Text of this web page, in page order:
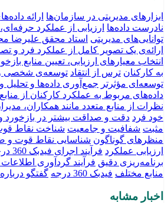
ابزارهای مدیریتی در سازمان‌ها ارائه
نادرست داده‌ها ارزیابی از عملکرد
توانایی‌های مدیریتی استاد محقق علیرضا
ارائه‌ی یک تصویر کامل از عملکرد فرد و
انتخاب معیارهای ارزیابی، تعیین منابع
به کارکنان ترس از انتقاد توسعه‌ی شخصی و
توسعه‌ای مؤثرتر جمع‌آوری داده‌ها و تحلیل
داده‌های مربوط به عملکرد کارکنان از
نظرات از منابع متعدد مانند همکاران،
خود فرد دقت و صداقت بیشتر در بازخورد
مثبت شفافیت و جامعیت شناخت نقاط
منظرهای گوناگون شناسایی نقاط قوت
ارزیابی عملکرد
برنامه‌ریزی دقیق فرآیند گردآوری
منابع مختلف فیدبک 360 درجه گفتگو
اخبار مشابه